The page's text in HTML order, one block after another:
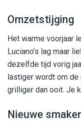
Omzetstijging
Het warme voorjaar
Luciano’s lag maar
dezelfde tijd vorig
lastiger wordt om
grilliger dan ooit. Je
Nieuwe